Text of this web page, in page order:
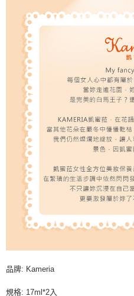
品牌: Kameria
規格: 17ml*2入